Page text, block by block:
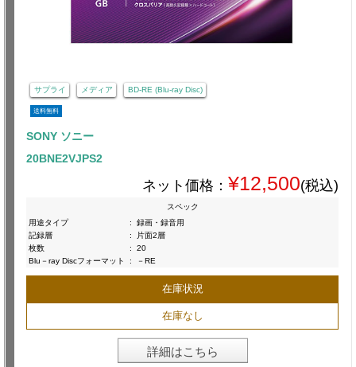
サプライ メディア BD-RE (Blu-ray Disc)
送料無料
SONY ソニー
20BNE2VJPS2
ネット価格： ¥12,500(税込)
スペック
用途タイプ
:
録画・録音用
記録層
:
片面2層
枚数
:
20
Blu－ray Discフォーマット
: －RE
在庫状況
在庫なし
詳細はこちら